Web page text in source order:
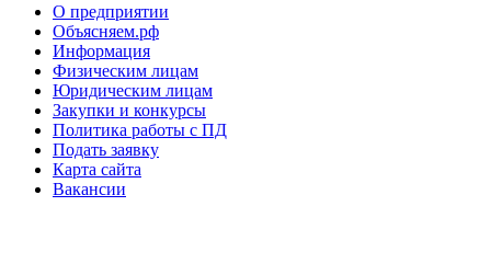
О предприятии
Объясняем.рф
Информация
Физическим лицам
Юридическим лицам
Закупки и конкурсы
Политика работы с ПД
Подать заявку
Карта сайта
Вакансии